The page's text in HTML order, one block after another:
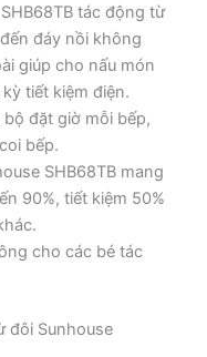
tác động từ
đáy nồi không
giúp cho nấu món
tiết kiệm điện.
đặt giờ mỗi bếp,
bếp.
SHB68TB mang
90%, tiết kiệm 50%
cho các bé tác
đôi Sunhouse